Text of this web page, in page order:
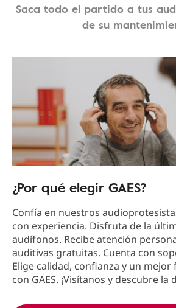
Saca todo el partido a tus
de su
¿Por qué elegir GAES?
Confía en nuestros
con experiencia. Disfruta de la
audífonos. Recibe atención
auditivas gratuitas. Cuenta con
Elige calidad, confianza y un
con GAES. ¡Visítanos y descubre la